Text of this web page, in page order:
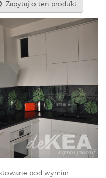
Zapytaj o ten produkt
pod wymiar.